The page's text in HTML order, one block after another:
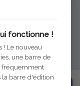
fonctionne !
! Le nouveau
une barre de
fréquemment
la barre d'édition
C6 Historique
les sorties, les
votre équipe !